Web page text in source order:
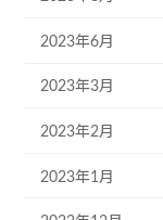
2023年6月
2023年3月
2023年2月
2023年1月